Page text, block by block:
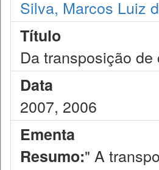
Silva, Marcos Luiz
Título
Da transposição
Data
2007, 2006
Ementa
Resumo:" A